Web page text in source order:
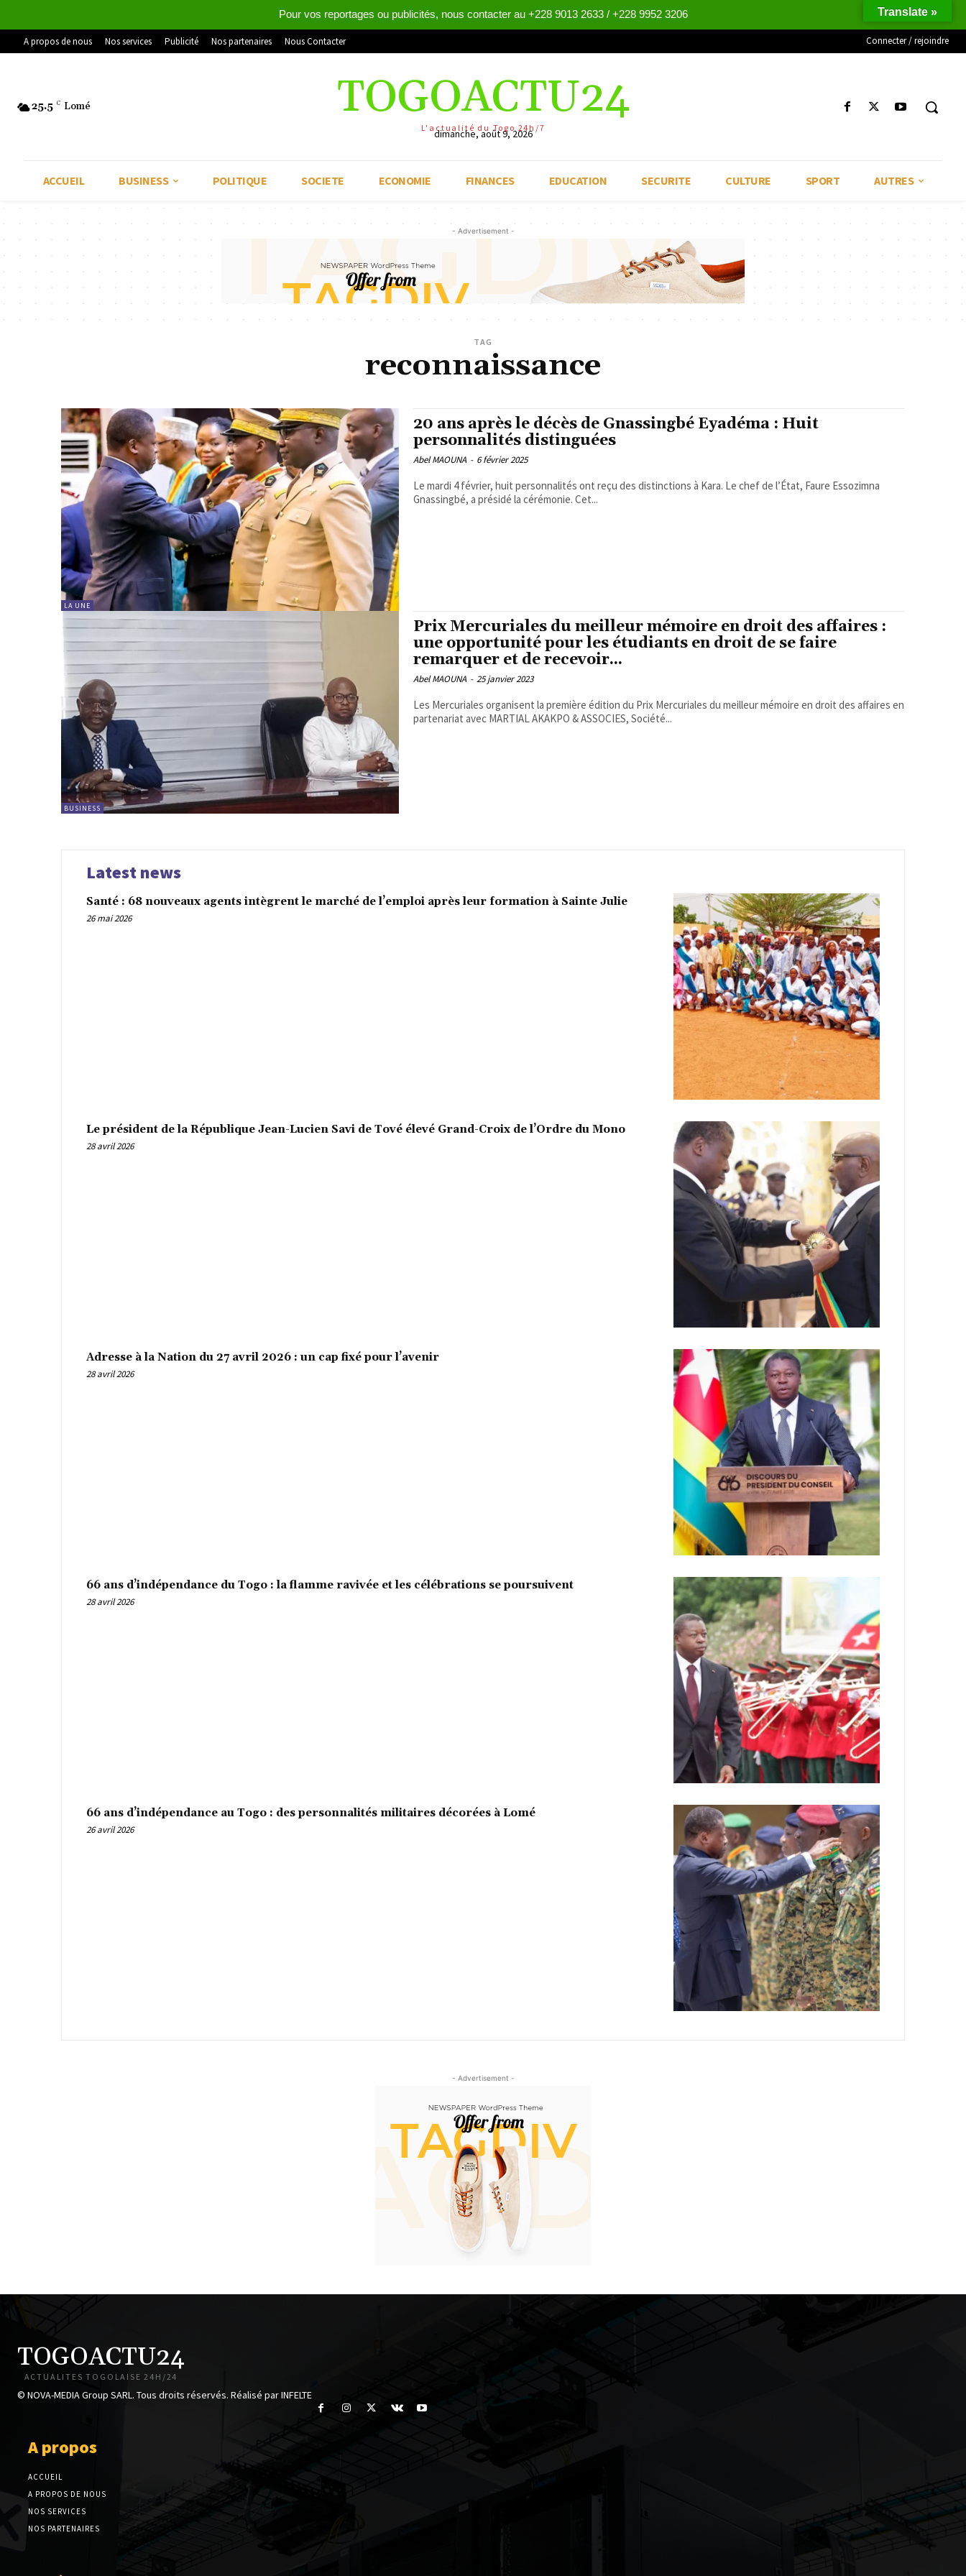
Pour vos reportages ou publicités, nous contacter au +228 9013 2633 / +228 9952 3206
A propos de nous Nos services Publicité Nos partenaires Nous Contacter Connecter / rejoindre
25.5 C Lomé TOGOACTU24
L'actualité du Togo 24h/7
dimanche, août 9, 2026
ACCUEIL BUSINESS POLITIQUE SOCIETE ECONOMIE FINANCES EDUCATION SECURITE CULTURE SPORT AUTRES
- Advertisement -
TAG
reconnaissance
LA UNE
20 ans après le décès de Gnassingbé Eyadéma : Huit
personnalités distinguées
Abel MAOUNA - 6 février 2025
Le mardi 4 février, huit personnalités ont reçu des distinctions à Kara. Le chef de l’État, Faure Essozimna
Gnassingbé, a présidé la cérémonie. Cet...
BUSINESS
Prix Mercuriales du meilleur mémoire en droit des affaires :
une opportunité pour les étudiants en droit de se faire
remarquer et de recevoir...
Abel MAOUNA - 25 janvier 2023
Les Mercuriales organisent la première édition du Prix Mercuriales du meilleur mémoire en droit des affaires en
partenariat avec MARTIAL AKAKPO & ASSOCIES, Société...
Latest news
Santé : 68 nouveaux agents intègrent le marché de l’emploi après leur formation à Sainte Julie
26 mai 2026
Le président de la République Jean-Lucien Savi de Tové élevé Grand-Croix de l’Ordre du Mono
28 avril 2026
Adresse à la Nation du 27 avril 2026 : un cap fixé pour l’avenir
28 avril 2026
66 ans d’indépendance du Togo : la flamme ravivée et les célébrations se poursuivent
28 avril 2026
66 ans d’indépendance au Togo : des personnalités militaires décorées à Lomé
26 avril 2026
- Advertisement -
TOGOACTU24
ACTUALITES TOGOLAISE 24H/24
© NOVA-MEDIA Group SARL. Tous droits réservés. Réalisé par INFELTE
A propos
ACCUEIL
A PROPOS DE NOUS
NOS SERVICES
NOS PARTENAIRES
Translate »